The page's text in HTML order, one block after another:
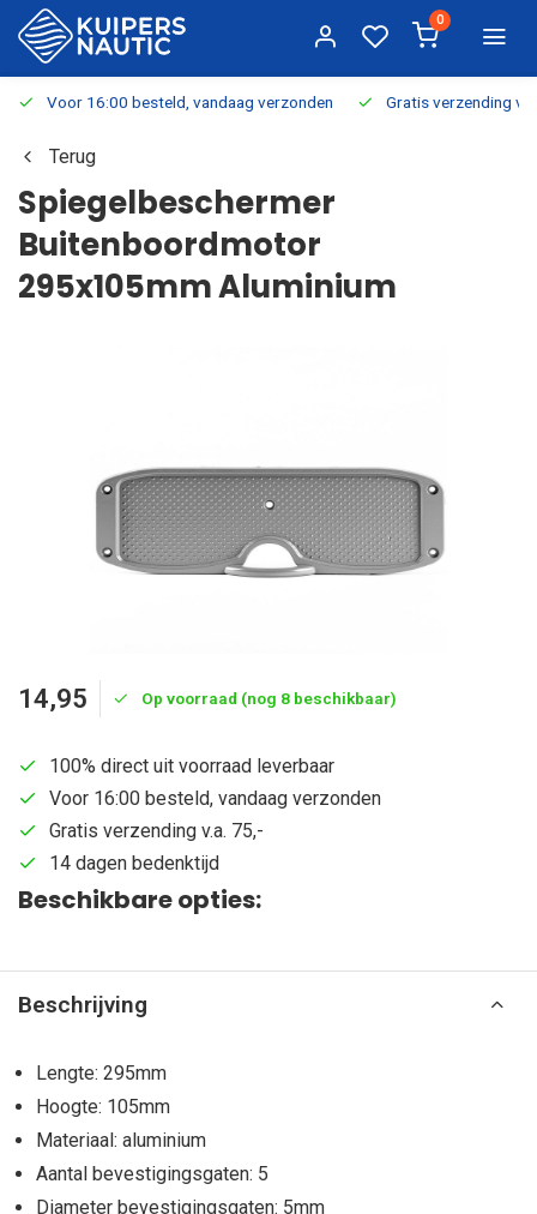
0
Voor 16:00 besteld, vandaag verzonden Gratis verzending
Terug
Spiegelbeschermer
Buitenboordmotor
295x105mm Aluminium
14,95 Op voorraad (nog 8 beschikbaar)
100% direct uit voorraad leverbaar
Voor 16:00 besteld, vandaag verzonden
Gratis verzending v.a. 75,-
14 dagen bedenktijd
Beschikbare opties:
Beschrijving
Lengte: 295mm
Hoogte: 105mm
Materiaal: aluminium
Aantal bevestigingsgaten: 5
Diameter bevestigingsgaten: 5mm